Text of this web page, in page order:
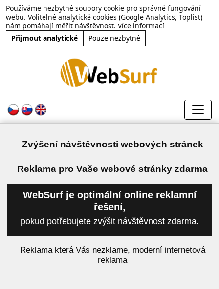
Používáme nezbytné soubory cookie pro správné fungování
webu. Volitelné analytické cookies (Google Analytics, Toplist)
nám pomáhají měřit návštěvnost. Více informací
Přijmout analytické
Pouze nezbytné
Zvýšení návštěvnosti webových stránek
Reklama pro Vaše webové stránky zdarma
WebSurf je optimální online reklamní
řešení,
pokud potřebujete zvýšit návštěvnost zdarma.
Reklama která Vás nezklame, moderní internetová
reklama